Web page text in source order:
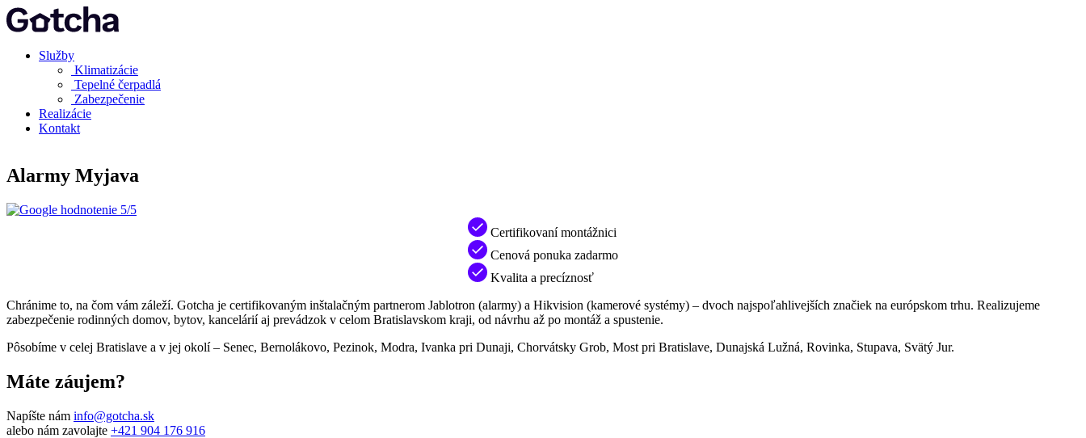
Služby
Klimatizácie
Tepelné čerpadlá
Zabezpečenie
Realizácie
Kontakt
Alarmy Myjava
5/5
Certifikovaní montážnici
Cenová ponuka zadarmo
Kvalita a precíznosť
Chránime to, na čom vám záleží. Gotcha je certifikovaným inštalačným partnerom Jablotron (alarmy) a Hikvision (kamerové systémy) – dvoch najspoľahlivejších značiek na európskom trhu. Realizujeme
zabezpečenie rodinných domov, bytov, kancelárií aj prevádzok v celom Bratislavskom kraji, od návrhu až po montáž a spustenie.
Pôsobíme v celej Bratislave a v jej okolí – Senec, Bernolákovo, Pezinok, Modra, Ivanka pri Dunaji, Chorvátsky Grob, Most pri Bratislave, Dunajská Lužná, Rovinka, Stupava, Svätý Jur.
Máte záujem?
Napíšte nám info@gotcha.sk
alebo nám zavolajte +421 904 176 916